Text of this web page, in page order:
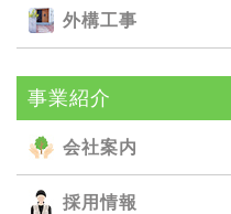
外構⼯事
事業紹介
会社案内
採用情報